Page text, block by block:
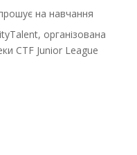
на навчання
організована
CTF Junior League